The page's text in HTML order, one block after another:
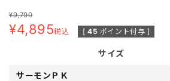
¥9,790
¥4,895税込 [ 45 ポイント付与 ]
サイズ
サーモンＰＫ